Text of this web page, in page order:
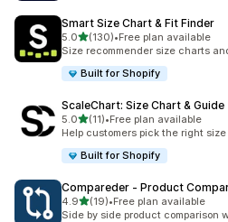
Smart Size Chart & Fit Finder
5.0별 5개 중
(130)
총 리뷰 130개
•Free plan available
Size recommender size charts
Built for Shopify
ScaleChart: Size Chart & Guide
5.0별 5개 중
(11)
총 리뷰 11개
•Free plan available
Help customers pick the right
Built for Shopify
Compareder ‑ Product
4.9별 5개 중
(19)
총 리뷰 19개
•Free plan available
Side by side product comparison